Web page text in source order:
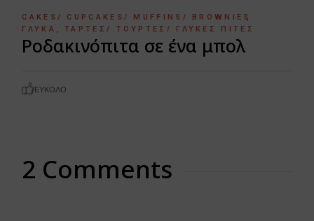
CAKES/ CUPCAKES/ MUFFINS/ BROWNIES
ΓΛΥΚΆ
ΤΆΡΤΕΣ/ ΤΟΎΡΤΕΣ/ ΓΛΥΚΈΣ ΠΊΤΕΣ
Ροδακινόπιτα σε ένα μπολ
ΕΎΚΟΛΟ
2 Comments